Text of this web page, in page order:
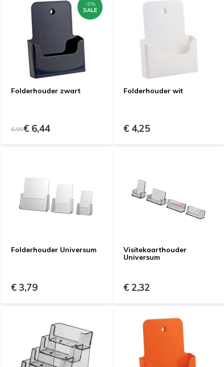
Folderhouder zwart
6,99€ 6,44
-8%
SALE
-8%
SALE
Folderhouder wit
€ 4,25
Folderhouder Universum
€ 3,79
Visitekaarthouder
Universum
€ 2,32